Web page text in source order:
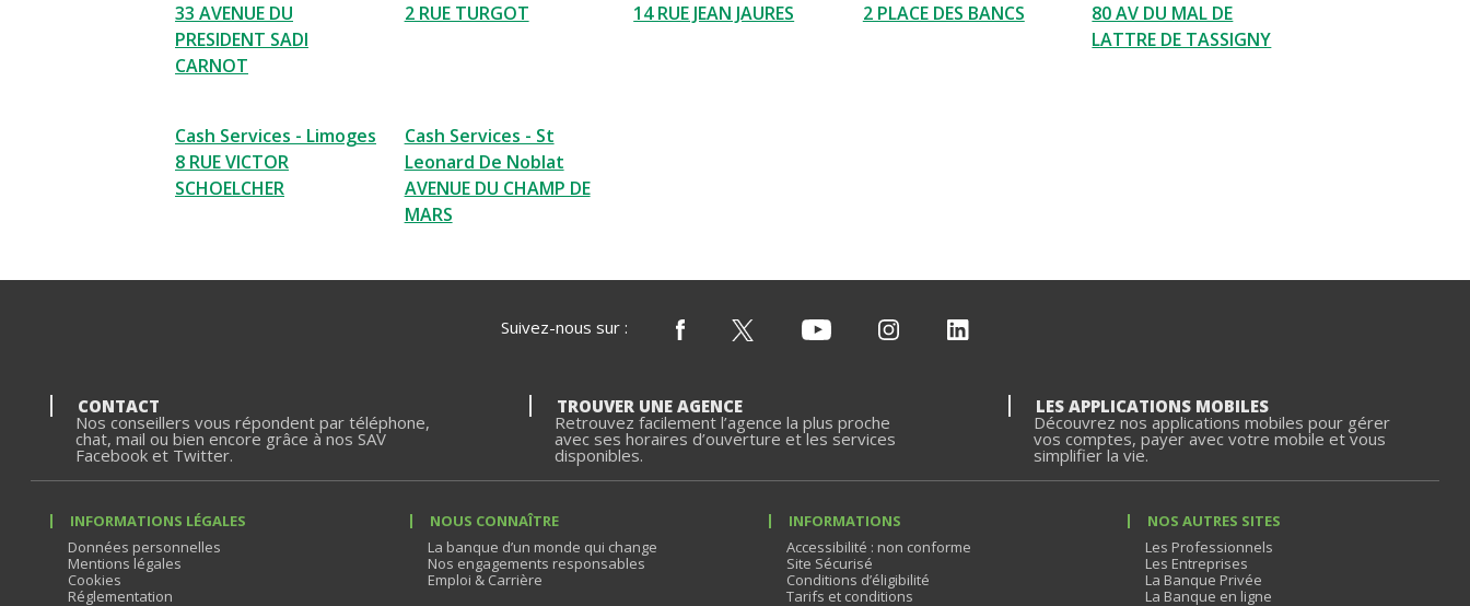
33 AVENUE DU
PRESIDENT SADI
CARNOT
2 RUE TURGOT
14 RUE JEAN JAURES
2 PLACE DES BANCS
80 AV DU MAL DE
LATTRE DE TASSIGNY
Cash Services - Limoges
8 RUE VICTOR
SCHOELCHER
Cash Services - St
Leonard De Noblat
AVENUE DU CHAMP DE
MARS
Suivez-nous sur :
CONTACT
Nos conseillers vous répondent par téléphone,
chat, mail ou bien encore grâce à nos SAV
Facebook et Twitter.
TROUVER UNE AGENCE
Retrouvez facilement l’agence la plus proche
avec ses horaires d’ouverture et les services
disponibles.
LES APPLICATIONS MOBILES
Découvrez nos applications mobiles pour gérer
vos comptes, payer avec votre mobile et vous
simplifier la vie.
INFORMATIONS LÉGALES
Données personnelles
Mentions légales
Cookies
Réglementation
NOUS CONNAÎTRE
La banque d’un monde qui change
Nos engagements responsables
Emploi & Carrière
INFORMATIONS
Accessibilité : non conforme
Site Sécurisé
Conditions d’éligibilité
Tarifs et conditions
NOS AUTRES SITES
Les Professionnels
Les Entreprises
La Banque Privée
La Banque en ligne